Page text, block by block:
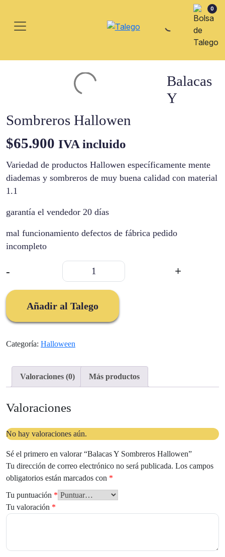
0
Balacas
Y
Sombreros Hallowen
$65.900 IVA incluido
Variedad de productos Hallowen específicamente mente
diademas y sombreros de muy buena calidad con material
1.1
garantía el vendedor 20 días
mal funcionamiento defectos de fábrica pedido
incompleto
-
Balacas
Sombreros
cantidad
+
Añadir al Talego
Categoría: Halloween
Valoraciones (0) Más productos
Valoraciones
No hay valoraciones aún.
Sé el primero en valorar “Balacas Y Sombreros Hallowen”
Tu dirección de correo electrónico no será publicada. Los campos
obligatorios están marcados con *
Tu puntuación *
Tu valoración *